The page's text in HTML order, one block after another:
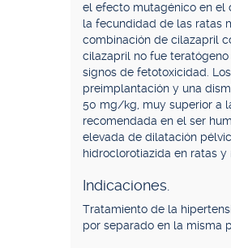
el efecto mutagénico en el
la fecundidad de las ratas
combinación de cilazapril
cilazapril no fue teratógeno
signos de fetotoxicidad.
preimplantación y una
50 mg/kg, muy superior a
recomendada en el ser
elevada de dilatación
hidroclorotiazida en ratas y
Indicaciones.
Tratamiento de la
por separado en la misma